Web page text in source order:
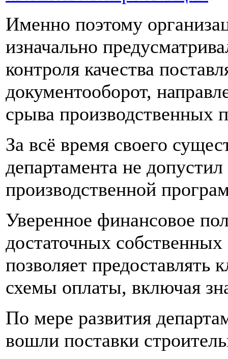
Именно поэтому
изначально
контроля качества
документооборот,
срыва производственных
За всё время своего
департамента не
производственной
Уверенное финансовое
достаточных
позволяет
схемы оплаты, включая
По мере развития
вошли поставки